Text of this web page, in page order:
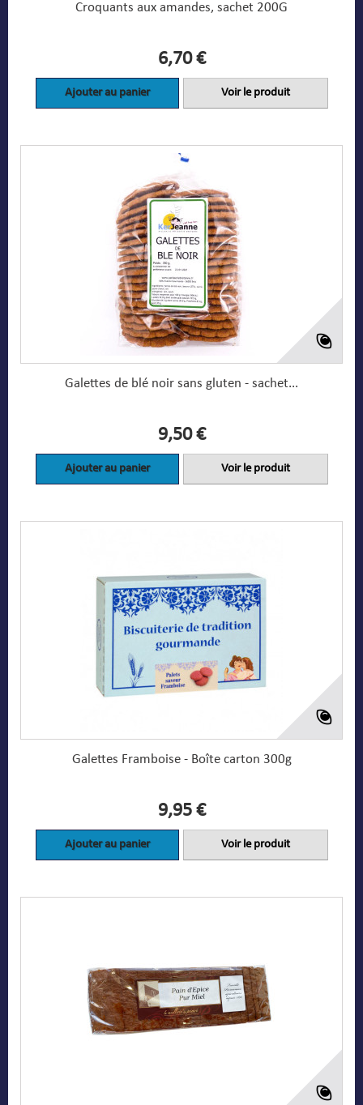
Croquants aux amandes, sachet 200G
6,70 €
Ajouter au panier Voir le produit
Galettes de blé noir sans gluten - sachet...
9,50 €
Ajouter au panier Voir le produit
Galettes Framboise - Boîte carton 300g
9,95 €
Ajouter au panier Voir le produit